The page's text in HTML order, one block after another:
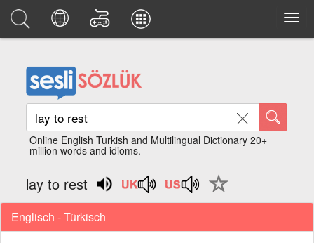
Online English Turkish and Multilingual Dictionary 20+
million words and idioms.
lay to rest
Englisch - Türkisch